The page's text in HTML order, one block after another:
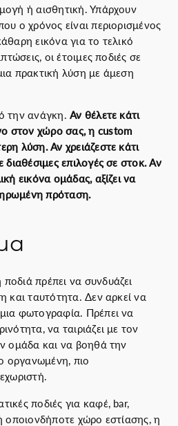
ή αισθητική. Υπάρχουν
ο χρόνος είναι περιορισμένος
εικόνα για το τελικό
οι έτοιμες ποδιές σε
πρακτική λύση με άμεση
την ανάγκη.Αν θέλετε κάτι
στον χώρο σας, η custom
λύση. Αν χρειάζεστε κάτι
διαθέσιμες επιλογές σε στοκ. Αν
εικόνα ομάδας, αξίζει να
πρόταση.
πρέπει να συνδυάζει
και ταυτότητα. Δεν αρκεί να
φωτογραφία. Πρέπει να
να ταιριάζει με τον
ομάδα και να βοηθά την
οργανωμένη, πιο
ποδιές για καφέ, bar,
οποιονδήποτε χώρο εστίασης, η